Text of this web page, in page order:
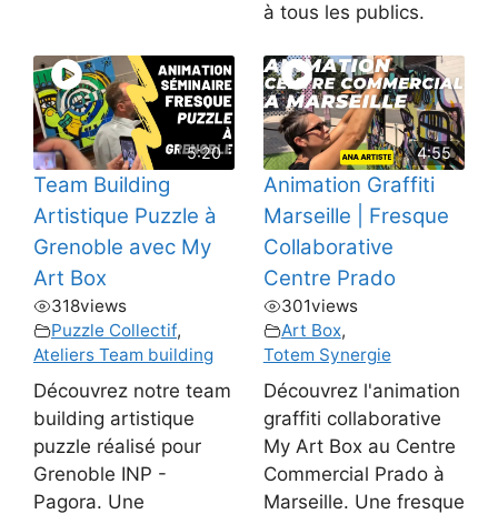
à tous les publics.
5:20
Team Building
Artistique Puzzle à
Grenoble avec My
Art Box
318views
Puzzle Collectif,
Ateliers Team building
Découvrez notre team
building artistique
puzzle réalisé pour
Grenoble INP -
Pagora. Une
4:55
Animation Graffiti
Marseille | Fresque
Collaborative
Centre Prado
301views
Art Box,
Totem Synergie
Découvrez l'animation
graffiti collaborative
My Art Box au Centre
Commercial Prado à
Marseille. Une fresque